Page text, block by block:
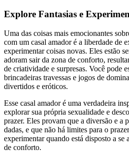
Explore Fantasias e
Uma das coisas mais emocionantes
com um casal amador é a liberdade de
experimentar coisas novas. Eles estão
adoram sair da zona de conforto,
de criatividade e surpresas. Você pode
brincadeiras travessas e jogos de
divertidos e eróticos.
Esse casal amador é uma verdadeira
explorar sua própria sexualidade e
prazer. Eles provam que a diversão e a
dadas, e que não há limites para o
experimentar quando está disposto a se
de conforto.